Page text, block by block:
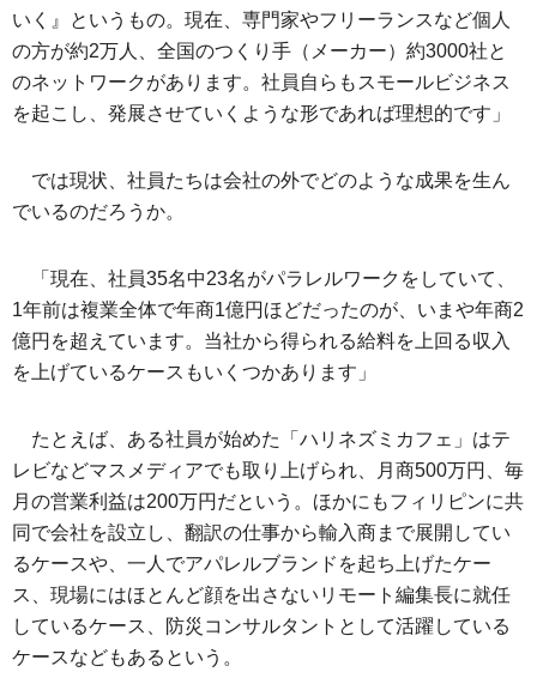
いく』というもの。現在、専門家やフリーランスなど個人
の方が約2万人、全国のつくり手（メーカー）約3000社と
のネットワークがあります。社員自らもスモールビジネス
を起こし、発展させていくような形であれば理想的です」
では現状、社員たちは会社の外でどのような成果を生ん
でいるのだろうか。
「現在、社員35名中23名がパラレルワークをしていて、
1年前は複業全体で年商1億円ほどだったのが、いまや年商2
億円を超えています。当社から得られる給料を上回る収入
を上げているケースもいくつかあります」
たとえば、ある社員が始めた「ハリネズミカフェ」はテ
レビなどマスメディアでも取り上げられ、月商500万円、毎
月の営業利益は200万円だという。ほかにもフィリピンに共
同で会社を設立し、翻訳の仕事から輸入商まで展開してい
るケースや、一人でアパレルブランドを起ち上げたケー
ス、現場にはほとんど顔を出さないリモート編集長に就任
しているケース、防災コンサルタントとして活躍している
ケースなどもあるという。